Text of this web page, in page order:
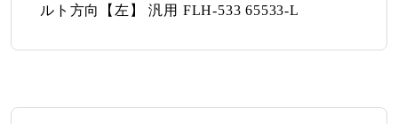
ルト方向【左】 汎用 FLH-533 65533-L